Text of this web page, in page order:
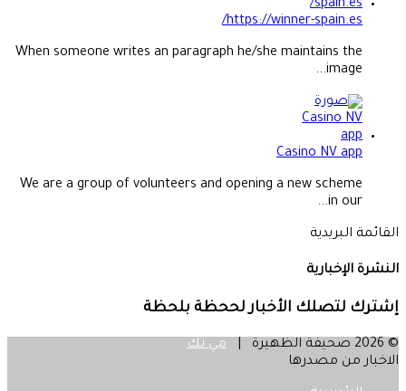
https://winner-spain.es/
When someone writes an paragraph he/she maintains the
image...
Casino NV app
We are a group of volunteers and opening a new scheme
in our...
القائمة البريدية
النشرة الإخبارية
إشترك لتصلك الأخبار لححظة بلحظة
© 2026 صحيفة الظهيرة |
مي تك
الاخبار من مصدرها